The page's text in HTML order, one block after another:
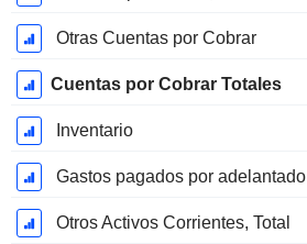
Otras Cuentas por Cobrar
Cuentas por Cobrar Totales
Inventario
Gastos pagados por adelantado
Otros Activos Corrientes, Total